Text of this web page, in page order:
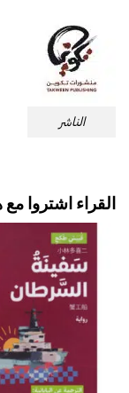
الناشر
القراء اشتروا